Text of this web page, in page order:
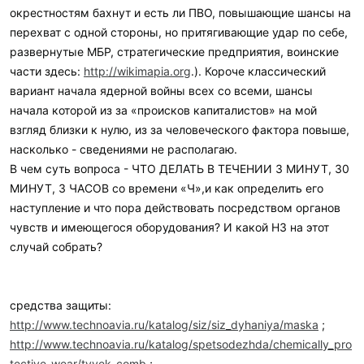
окрестностям бахнут и есть ли ПВО, повышающие шансы на
перехват с одной стороны, но притягивающие удар по себе,
развернутые МБР, стратегические предприятия, воинские
части здесь: http://wikimapia.org.). Короче классический
вариант начала ядерной войны всех со всеми, шансы
начала которой из за «происков капиталистов» на мой
взгляд близки к нулю, из за человеческого фактора повыше,
насколько - сведениями не располагаю.
В чем суть вопроса - ЧТО ДЕЛАТЬ В ТЕЧЕНИИ 3 МИНУТ, 30
МИНУТ, 3 ЧАСОВ со времени «Ч»,и как определить его
наступление и что пора действовать посредством органов
чувств и имеющегося оборудования? И какой НЗ на этот
случай собрать?
средства защиты:
http://www.technoavia.ru/katalog/siz/siz_dyhaniya/maska ;
http://www.technoavia.ru/katalog/spetsodezhda/chemically_pro